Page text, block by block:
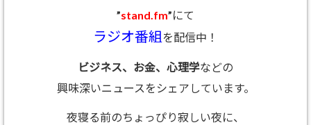
”stand.fm”にて
ラジオ番組を配信中！
ビジネス、お金、心理学などの
興味深いニュースをシェアしています。
夜寝る前のちょっぴり寂しい夜に、